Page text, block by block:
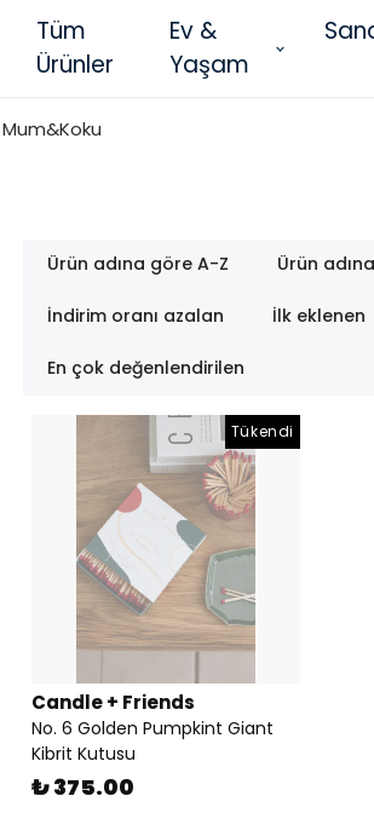
Tüm
Ürünler
Ev &
Yaşam
Mum&Koku
Ürün adına göre A-Z Ürün
İndirim oranı azalan İlk eklenen
En çok değenlendirilen
Tükendi
Candle + Friends
No. 6 Golden Pumpkint Giant
Kibrit Kutusu
₺ 375.00